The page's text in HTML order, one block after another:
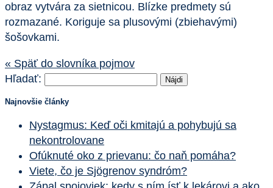
obraz vytvára za sietnicou. Blízke predmety sú
rozmazané. Koriguje sa plusovými (zbiehavými)
šošovkami.
« Späť do slovníka pojmov
Hľadať:
Najnovšie články
Nystagmus: Keď oči kmitajú a pohybujú sa
nekontrolovane
Ofúknuté oko z prievanu: čo naň pomáha?
Viete, čo je Sjögrenov syndróm?